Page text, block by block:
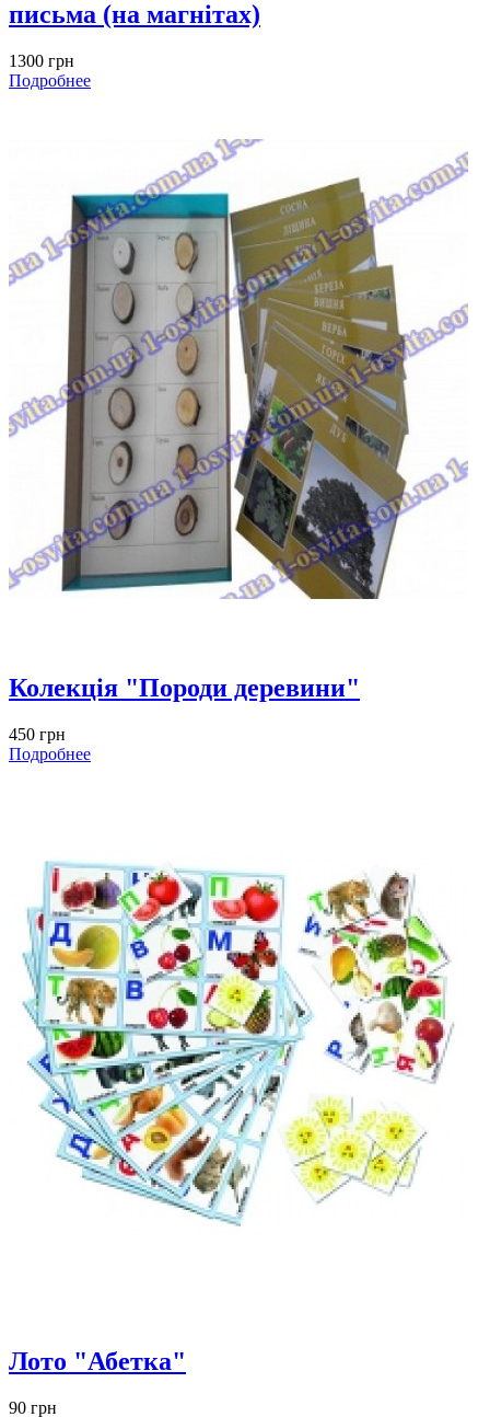
письма (на магнітах)
1300 грн
Подробнее
Колекція "Породи деревини"
450 грн
Подробнее
Лото "Абетка"
90 грн